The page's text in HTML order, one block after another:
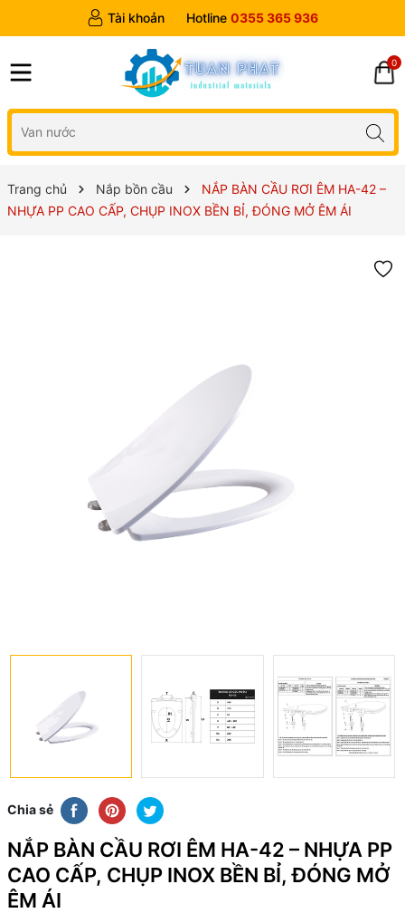
Tài khoản Hotline 0355 365 936
0
Trang chủ Nắp bồn cầu
NẮP BÀN CẦU RƠI ÊM HA-42 –
NHỰA PP CAO CẤP, CHỤP INOX BỀN BỈ, ĐÓNG MỞ ÊM ÁI
Chia sẻ
NẮP BÀN CẦU RƠI ÊM HA-42 – NHỰA PP
CAO CẤP, CHỤP INOX BỀN BỈ, ĐÓNG MỞ
ÊM ÁI